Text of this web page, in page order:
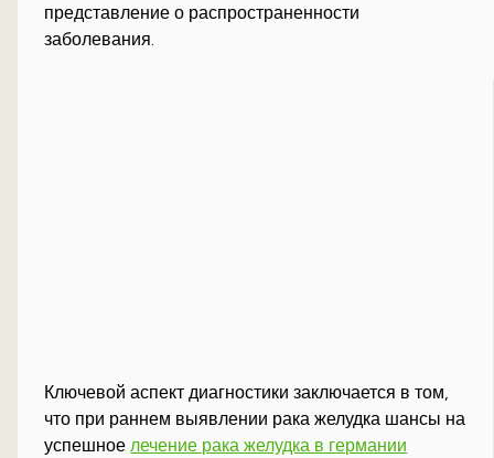
представление о распространенности
заболевания.
Ключевой аспект диагностики заключается в том,
что при раннем выявлении рака желудка шансы на
успешноелечение рака желудка в германии